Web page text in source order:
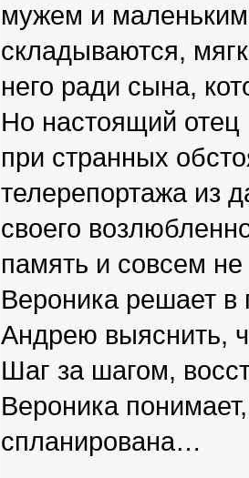
мужем и
складываются,
него ради сына,
Но настоящий отец
при странных
телерепортажа из
своего
память и совсем
Вероника решает в
Андрею выяснить,
Шаг за шагом,
Вероника
спланирована…